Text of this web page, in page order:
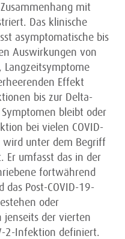
mit
Das klinische
asymptomatische bis
Auswirkungen von
Langzeitsymptome
Effekt
bis zur Delta-
bleibt oder
bei vielen COVID-
wird unter dem Begriff
Er umfasst das in der
fortwährend
das Post-COVID-19-
oder
jenseits der vierten
2-Infektion definiert.